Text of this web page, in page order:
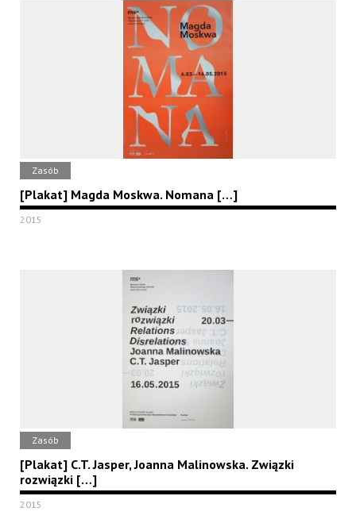
Zasób
[Plakat] Magda Moskwa. Nomana […]
2015
Zasób
[Plakat] C.T. Jasper, Joanna Malinowska. Związki
rozwiązki […]
2015